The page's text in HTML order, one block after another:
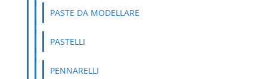
PASTE DA MODELLARE
PASTELLI
PENNARELLI